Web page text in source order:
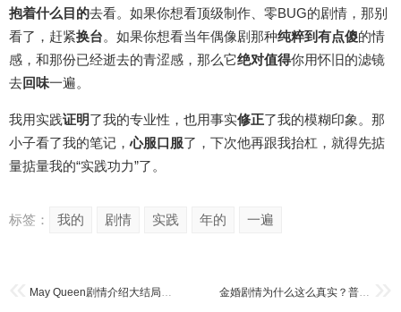
抱着什么目的去看。如果你想看顶级制作、零BUG的剧情，那别
看了，赶紧换台。如果你想看当年偶像剧那种纯粹到有点傻的情
感，和那份已经逝去的青涩感，那么它绝对值得你用怀旧的滤镜
去回味一遍。
我用实践证明了我的专业性，也用事实修正了我的模糊印象。那
小子看了我的笔记，心服口服了，下次他再跟我抬杠，就得先掂
量掂量我的“实践功力”了。
标签： 我的 剧情 实践 年的 一遍
May Queen剧情介绍大结局是什么？主角最后有没有在一起？ 金婚剧情为什么这么真实？普通夫妻看了都会感动流泪！